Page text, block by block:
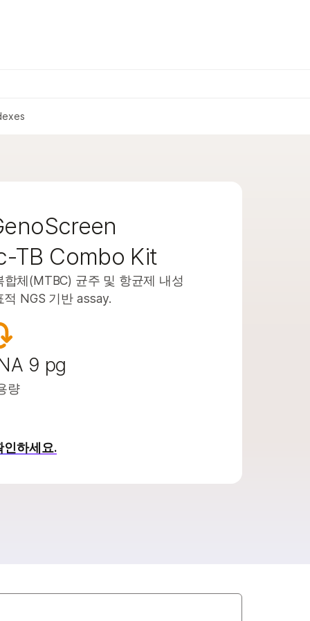
TB Combo Kit
체(MTBC) 균주 및 항균제 내성
NGS 기반 assay.
9 pg
량
인하세요.